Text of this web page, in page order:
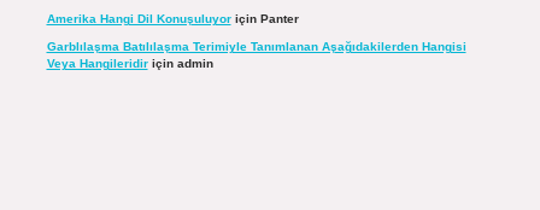
Amerika Hangi Dil Konuşuluyoriçin Panter
Garblılaşma Batılılaşma Terimiyle Tanımlanan Aşağıdakilerden Hangisi
Veya Hangileridiriçin admin